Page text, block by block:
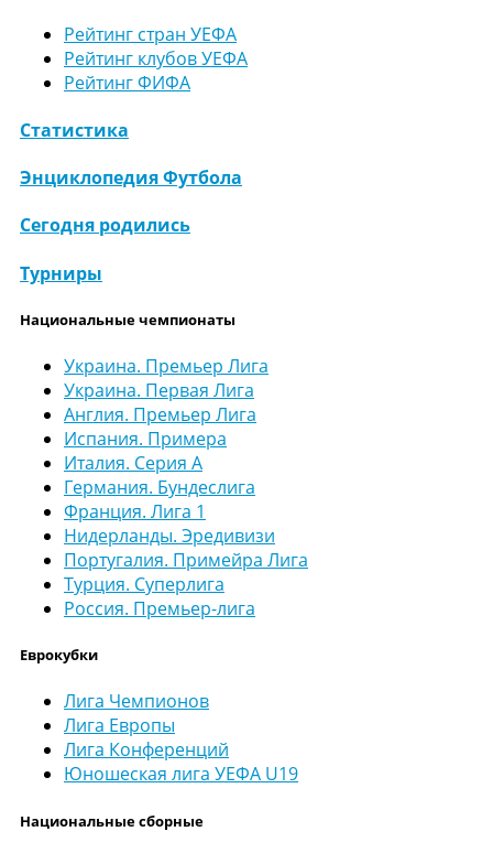
Рейтинг стран УЕФА
Рейтинг клубов УЕФА
Рейтинг ФИФА
Статистика
Энциклопедия Футбола
Сегодня родились
Турниры
Национальные чемпионаты
Украина. Премьер Лига
Украина. Первая Лига
Англия. Премьер Лига
Испания. Примера
Италия. Серия А
Германия. Бундеслига
Франция. Лига 1
Нидерланды. Эредивизи
Португалия. Примейра Лига
Турция. Суперлига
Россия. Премьер-лига
Еврокубки
Лига Чемпионов
Лига Европы
Лига Конференций
Юношеская лига УЕФА U19
Национальные сборные